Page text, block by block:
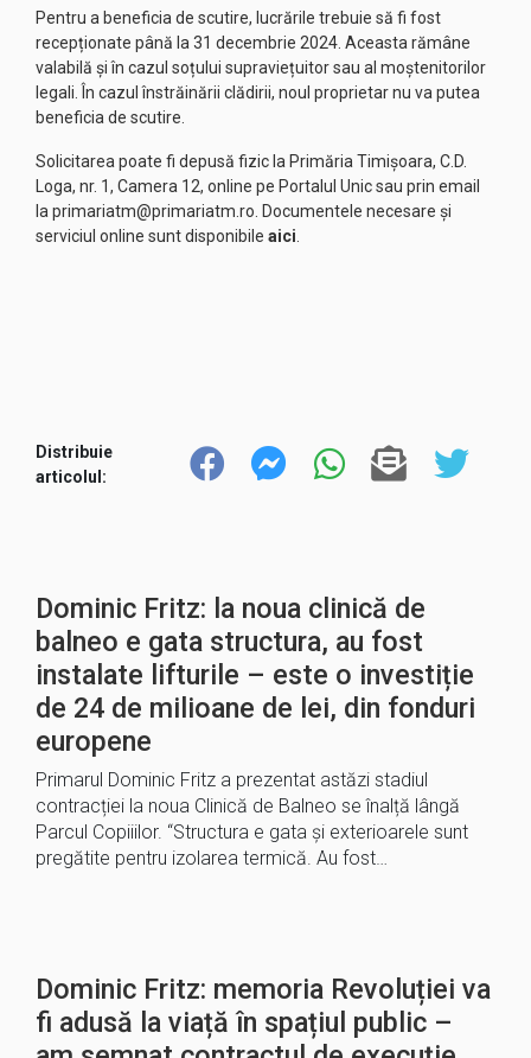
Pentru a beneficia de scutire, lucrările trebuie să fi fost
recepționate până la 31 decembrie 2024. Aceasta rămâne
valabilă și în cazul soțului supraviețuitor sau al moștenitorilor
legali. În cazul înstrăinării clădirii, noul proprietar nu va putea
beneficia de scutire.
Solicitarea poate fi depusă fizic la Primăria Timișoara, C.D.
Loga, nr. 1, Camera 12, online pe Portalul Unic sau prin email
la primariatm@primariatm.ro . Documentele necesare și
serviciul online sunt disponibile aici
Distribuie
articolul:
Dominic Fritz: la noua clinică de
balneo e gata structura, au fost
instalate lifturile – este o investiție
de 24 de milioane de lei, din fonduri
europene
Primarul Dominic Fritz a prezentat astăzi stadiul
contracției la noua Clinică de Balneo se înalță lângă
Parcul Copiiilor. “Structura e gata și exterioarele sunt
pregătite pentru izolarea termică. Au fost…
Dominic Fritz: memoria Revoluției va
fi adusă la viață în spațiul public –